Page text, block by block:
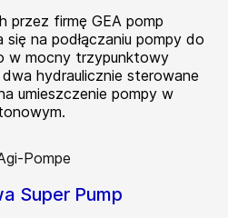
przez firmę GEA pomp
na podłączaniu pompy do
w mocny trzypunktowy
hydraulicznie sterowane
umieszczenie pompy w
Super Pump